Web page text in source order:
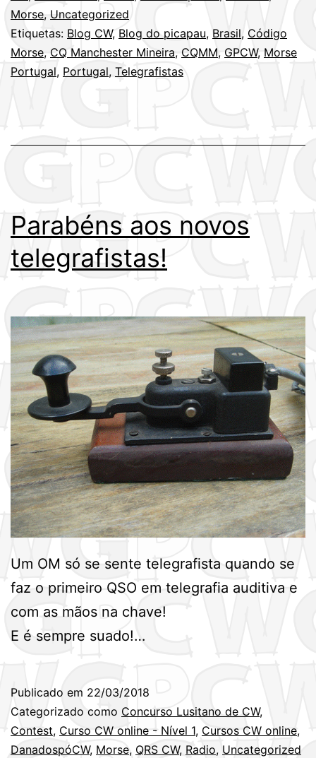
(Brasil)
Morse, Uncategorized
Etiquetas: Blog CW, Blog do picapau, Brasil, Código
Morse, CQ Manchester Mineira, CQMM, GPCW, Morse
Portugal, Portugal, Telegrafistas
Parabéns aos novos
telegrafistas!
Um OM só se sente telegrafista quando se
faz o primeiro QSO em telegrafia auditiva e
com as mãos na chave!
E é sempre suado!…
Publicado em 22/03/2018
Categorizado como Concurso Lusitano de CW,
Contest, Curso CW online - Nível 1, Cursos CW online,
DanadospóCW, Morse, QRS CW, Radio, Uncategorized